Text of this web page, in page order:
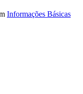
Informações Básicas